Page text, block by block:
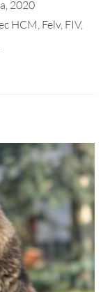
2020
HCM, Felv, FIV,